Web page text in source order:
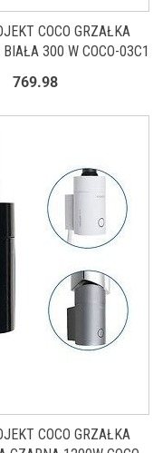
COCO GRZAŁKA
300 W COCO-03C1
769.98
COCO GRZAŁKA